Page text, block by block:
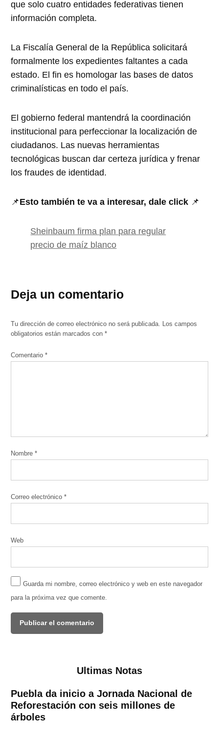
que solo cuatro entidades federativas tienen
información completa.
La Fiscalía General de la República solicitará
formalmente los expedientes faltantes a cada
estado. El fin es homologar las bases de datos
criminalísticas en todo el país.
El gobierno federal mantendrá la coordinación
institucional para perfeccionar la localización de
ciudadanos. Las nuevas herramientas
tecnológicas buscan dar certeza jurídica y frenar
los fraudes de identidad.
📌Esto también te va a interesar, dale click 📌
Sheinbaum firma plan para regular
precio de maíz blanco
Deja un comentario
Tu dirección de correo electrónico no será publicada. Los campos
obligatorios están marcados con*
Comentario*
Nombre*
Correo electrónico*
Web
Guarda mi nombre, correo electrónico y web en este navegador
para la próxima vez que comente.
Ultimas Notas
Puebla da inicio a Jornada Nacional de
Reforestación con seis millones de
árboles